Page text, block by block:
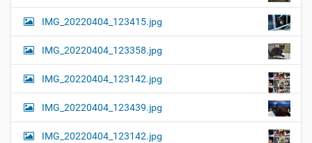
IMG_20220404_123415.jpg
IMG_20220404_123358.jpg
IMG_20220404_123142.jpg
IMG_20220404_123439.jpg
IMG_20220404_123142.jpg